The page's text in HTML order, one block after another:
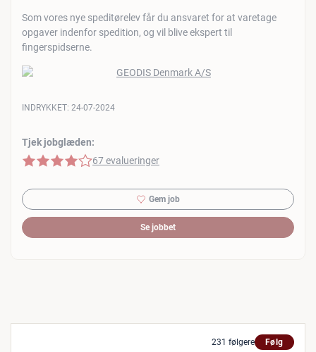
Som vores nye speditørelev får du ansvaret for at varetage
opgaver indenfor spedition, og vil blive ekspert til
fingerspidserne.
Tjek jobglæden:
4 af 5 stjerner
67 evalueringer
INDRYKKET: 24-07-2024
Gem job
Se jobbet
231 følgere Følg